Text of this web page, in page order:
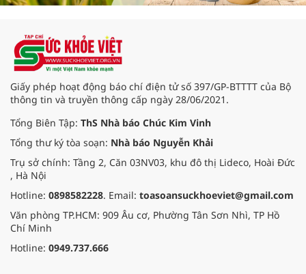
Giấy phép hoạt động báo chí điện tử số 397/GP-BTTTT của Bộ
thông tin và truyền thông cấp ngày 28/06/2021.
Tổng Biên Tập: ThS Nhà báo Chúc Kim Vinh
Tổng thư ký tòa soạn: Nhà báo Nguyễn Khải
Trụ sở chính: Tầng 2, Căn 03NV03, khu đô thị Lideco, Hoài Đức
, Hà Nội
Hotline: 0898582228. Email: toasoansuckhoeviet@gmail.com
Văn phòng TP.HCM: 909 Âu cơ, Phường Tân Sơn Nhì, TP Hồ
Chí Minh
Hotline: 0949.737.666